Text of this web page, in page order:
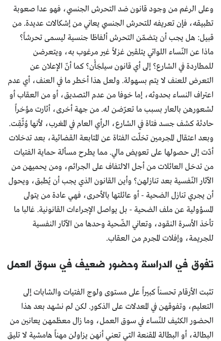
وعلى الرغم من وجود قانون ضد التحرش الجنسي، فهو عدا صعوبة
تطبيقه، فإن تعريفه للتحرش الجنسي يعاني من إشكالات عديدة. من
قبيل: هل يجب أن يتضمّن التحرش ألفاظا جنسية ليسمى تحرشاً؟
ماذا عن النّساء اللواتي يتلقين غزلاً غير مرغوب به، ويتعرضن
للمطاردة في الشارع؟ إلى أي قانون سيلجَأْن؟ كما أنّ الإعلان عن
التعرض للعنف لا يتم بسهولة. ولعل هذا أخطر ما في العنف، أي عدم
اعتراف النساء بحدوثه، إما خوفا من عدم التصديق، أو من العقاب أو
لشعورهن بالعار بسبب ما تعرّضن له. من جهة أخرى، أثارت مؤخراً
حادثة كشف جسد فتاة في الشارع، الرأي العام في المغرب، لأنها وُثّقِت.
وبعد اعتقال المجرمين تخلّت الفتاة عن المتابعة القضائية، بعد تدخلات
أدّت إلى حصولها على تعويض مالي. مما يطرح مسألة حماية الفتيات
من تدخل العائلات من أجل الالتفاف على الجرائم، ومن يحميهن من
الآثار النّفسية بعد تنازلهن؟ وأين القانون الذي يجب أن يُطبق، ويحول
أن يجري تنازل الضحية - أو عائلتها بالأحرى، فهي عادة من يتولى
المسؤولية عن ملف الضحية - بل يواصل الإجراءات القانونية. غالبا ما
تأخذ الأسرة النقود، وتعاني الضّحية وحدها من الآثار النفسية
للجريمة، وإفلات المجرم من العقاب.
تفوق في الدراسة وحضور ضعيف في سوق العمل
تثبت الأرقام تحسناً كبيراً على مستوى ولوج الفتيات والشابات إلى
التعليم، وتفوقهن في المعدلات على الذكور. لكن لم نشهد بعد هذا
الحضور الكثيف للنّساء في سوق العمل، وما زال معظمهن يعانين من
البطالة، أو البطالة المقنعة التي تعني أنهن يزاولن مهناً هامشية لا تليق